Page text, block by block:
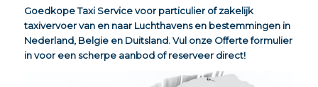
Goedkope Taxi Service voor particulier of zakelijk
taxivervoer van en naar Luchthavens en bestemmingen in
Nederland, Belgie en Duitsland. Vul onze Offerte formulier
in voor een scherpe aanbod of reserveer direct!